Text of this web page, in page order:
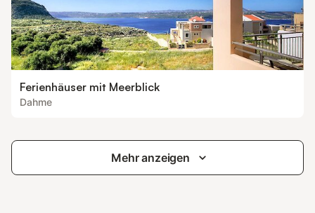
Ferienhäuser mit Meerblick
Dahme
Mehr anzeigen